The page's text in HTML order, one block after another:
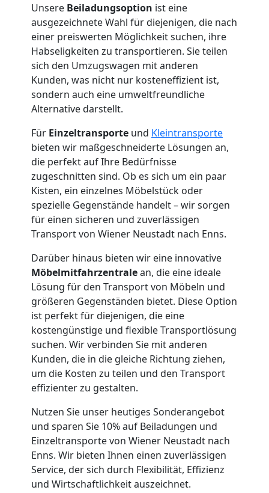
Unsere Beiladungsoption ist eine
ausgezeichnete Wahl für diejenigen, die nach
einer preiswerten Möglichkeit suchen, ihre
Habseligkeiten zu transportieren. Sie teilen
sich den Umzugswagen mit anderen
Kunden, was nicht nur kosteneffizient ist,
sondern auch eine umweltfreundliche
Alternative darstellt.
Für Einzeltransporte und Kleintransporte
bieten wir maßgeschneiderte Lösungen an,
die perfekt auf Ihre Bedürfnisse
zugeschnitten sind. Ob es sich um ein paar
Kisten, ein einzelnes Möbelstück oder
spezielle Gegenstände handelt – wir sorgen
für einen sicheren und zuverlässigen
Transport von Wiener Neustadt nach Enns.
Darüber hinaus bieten wir eine innovative
Möbelmitfahrzentralean, die eine ideale
Lösung für den Transport von Möbeln und
größeren Gegenständen bietet. Diese Option
ist perfekt für diejenigen, die eine
kostengünstige und flexible Transportlösung
suchen. Wir verbinden Sie mit anderen
Kunden, die in die gleiche Richtung ziehen,
um die Kosten zu teilen und den Transport
effizienter zu gestalten.
Nutzen Sie unser heutiges Sonderangebot
und sparen Sie 10% auf Beiladungen und
Einzeltransporte von Wiener Neustadt nach
Enns. Wir bieten Ihnen einen zuverlässigen
Service, der sich durch Flexibilität, Effizienz
und Wirtschaftlichkeit auszeichnet.
Service-
Umzug
Wiener
Neustadt
Qualitäts-
Umzüge
Wiener
Neustadt
Vereinsumzug
Wiener
Neustadt
Anfrage
Möbeltransport
National